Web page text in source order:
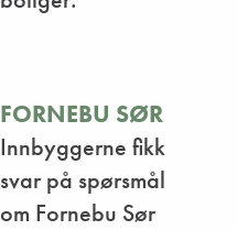
FORNEBU SØR
Innbyggerne fikk
svar på spørsmål
om Fornebu Sør